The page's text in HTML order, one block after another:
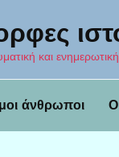
και
άνθρωποι